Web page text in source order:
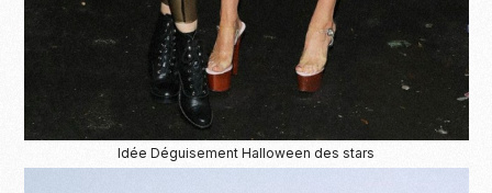
Idée Déguisement Halloween des stars